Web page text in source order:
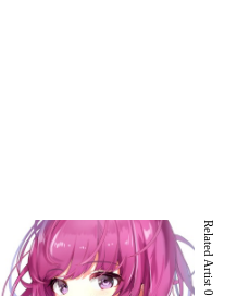
Related Artist 002